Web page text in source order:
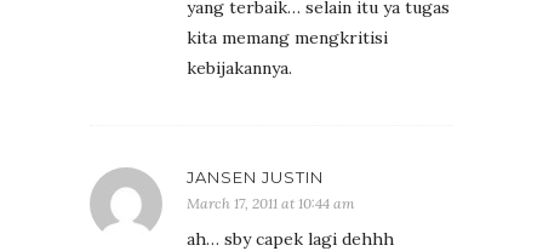
yang terbaik… selain itu ya tugas
kita memang mengkritisi
kebijakannya.
JANSEN JUSTIN
March 17, 2011 at 10:44 am
ah… sby capek lagi dehhh